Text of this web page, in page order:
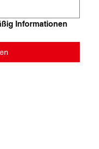
Informationen